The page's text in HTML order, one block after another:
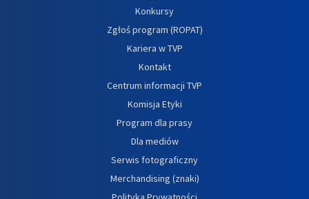
Konkursy
Zgłoś program (ROPAT)
Kariera w TVP
Kontakt
Centrum informacji TVP
Komisja Etyki
Program dla prasy
Dla mediów
Serwis fotograficzny
Merchandising (znaki)